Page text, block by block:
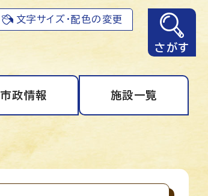
文字サイズ・配色の変更
さがす
市政情報 施設一覧